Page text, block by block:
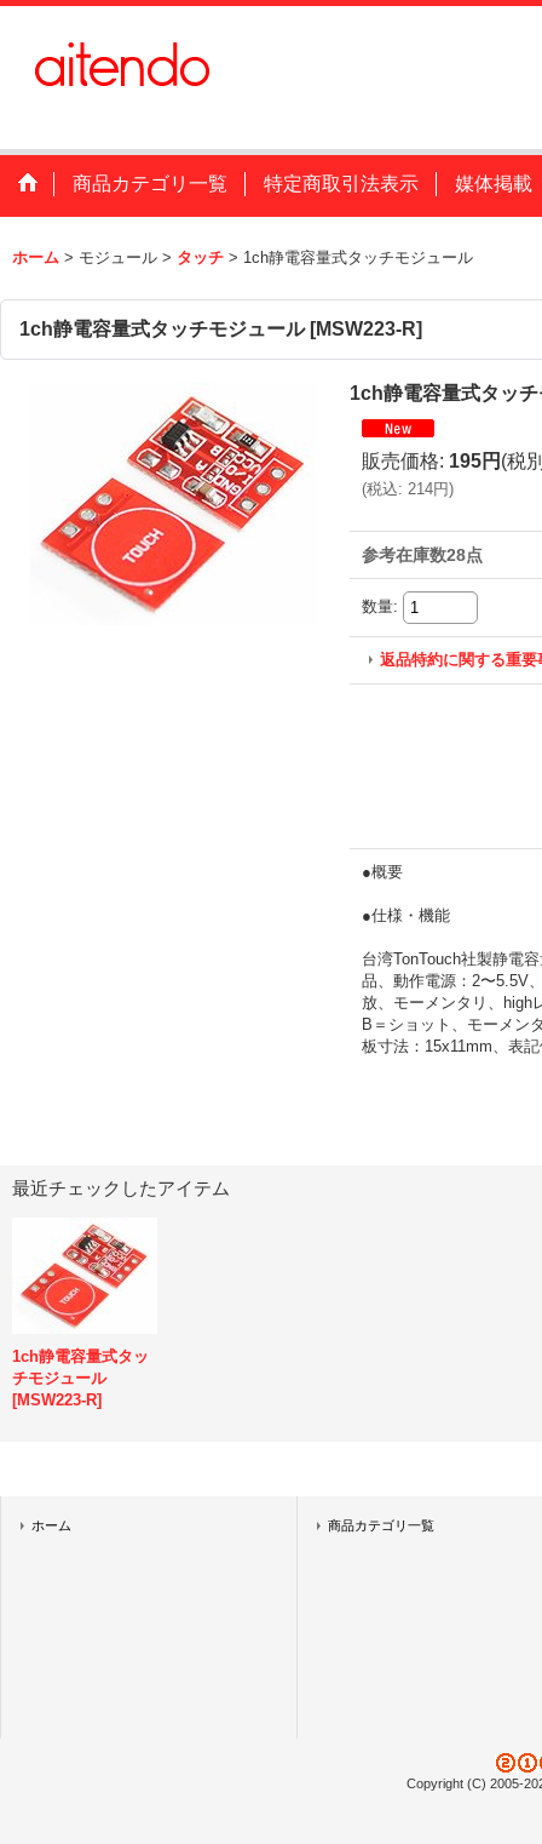
商品カテゴリ一覧 特定商取引法表示 媒体掲載
ホーム > モジュール > タッチ > 1ch静電容量式タッチモジュール
1ch静電容量式タッチモジュール [MSW223-R]
1ch静電容量式タッ
販売価格: 195円 (税
(税込: 214円)
参考在庫数28点
数量:
返品特約に関する重要
●概要
●仕様・機能
台湾TonTouch社製静電
品、動作電源：2〜5.5V
放、モーメンタリ、high
B＝ショット、モーメン
板寸法：15x11mm、表
最近チェックしたアイテム
1ch静電容量式タッ
チモジュール
[MSW223-R]
ホーム 商品カテゴリ一覧
Copyright (C) 2005-